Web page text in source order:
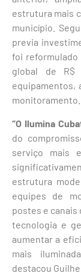
estrutura mais
município.
previa
foi reformulado
global de R$
equipamentos,
monitoramento.
“O Ilumina
do
serviço mais
estrutura
equipes de
postes e canais
tecnologia e
aumentar a
mais
destacou